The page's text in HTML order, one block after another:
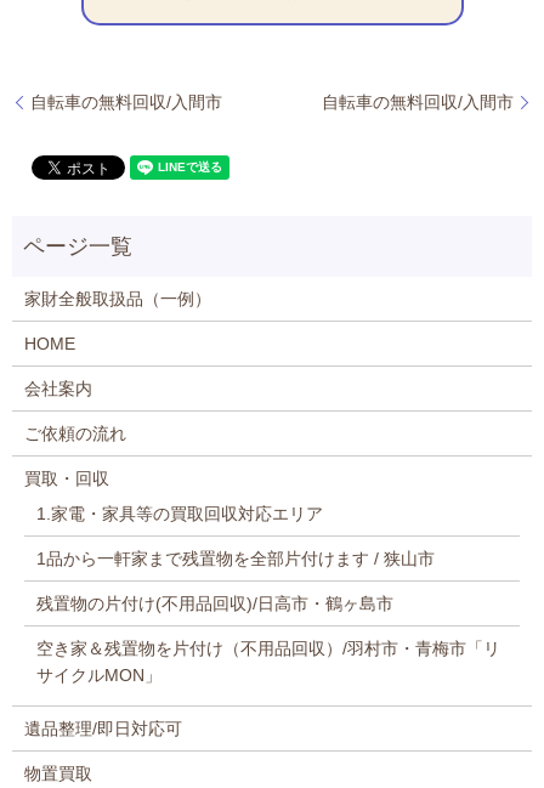
自転車の無料回収/入間市 自転車の無料回収/入間市
家財全般取扱品（一例）
HOME
会社案内
ご依頼の流れ
買取・回収
1.家電・家具等の買取回収対応エリア
1品から一軒家まで残置物を全部片付けます / 狭山市
残置物の片付け(不用品回収)/日高市・鶴ヶ島市
空き家＆残置物を片付け（不用品回収）/羽村市・青梅市「リ
サイクルMON」
遺品整理/即日対応可
物置買取